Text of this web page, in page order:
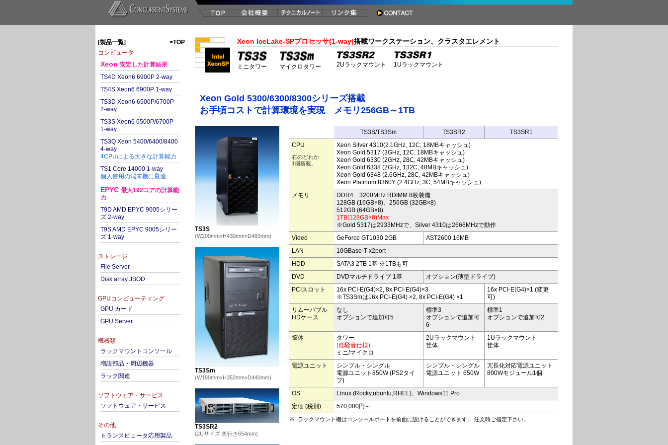
[製品一覧]
>TOP
コンピュータ
Xeon 安定した計算結果
TS4D Xeon6 6900P 2-way
TS4S Xeon6 6900P 1-way
TS3D Xeon6 6500P/6700P
2-way
TS3S Xeon6 6500P/6700P
1-way
TS3Q Xeon 5400/6400/8400
4-way
4CPUによる大きな計算能力
TS1 Core 14000 1-way
個人使用の端末機に最適
EPYC 最大192コアの計算能
力
T9D AMD EPYC 9005シリー
ズ 2-way
T9S AMD EPYC 9005シリー
ズ 1-way
ストレージ
File Server
Disk array JBOD
GPUコンピューティング
GPU カード
GPU Server
機器類
ラックマウントコンソール
増設部品・周辺機器
ラック関連
ソフトウェア・サービス
ソフトウェア・サービス
その他
トランスピュータ応用製品
Xeon IceLake-SPプロセッサ(1-way)搭載ワークステーション、クラスタエレメント
ミニタワー マイクロタワー 2Uラックマウント 1Uラックマウント
Xeon Gold 5300/6300/8300シリーズ搭載
お手頃コストで計算環境を実現 メモリ256GB～1TB
TS3S
(W200mm×H430mm×D460mm)
TS3Sm
(W180mm×H352mm×D440mm)
TS3SR2
(2Uサイズ 奥行き654mm)
TS3S/TS3Sm TS3SR2
TS3SR1
CPU
右のどれか
1個搭載。
Xeon Silver 4310(2.1GHz, 12C, 18MBキャッシュ)
Xeon Gold 5317 (3GHz, 12C, 18MBキャッシュ)
Xeon Gold 6330 (2GHz, 28C, 42MBキャッシュ)
Xeon Gold 6338 (2GHz, 132C, 48MBキャッシュ)
Xeon Gold 6348 (2.6GHz, 28C, 42MBキャッシュ)
Xeon Platinum 8360Y (2.4GHz, 3C, 54MBキャッシュ)
メモリ
DDR4 3200MHz RDIMM 8枚装備
128GB (16GB×8)、256GB (32GB×8)
512GB (64GB×8)
1TB(128GB×8)Max
※Gold 5317は2933MHzで、Silver 4310は2666MHzで動作
Video
GeForce GT1030 2GB
AST2600 16MB
LAN
10GBase-T x2port
HDD
SATA3 2TB 1基 ※1TBも可
DVD
DVDマルチドライブ 1基
オプション(薄型ドライブ)
PCIスロット
16x PCI-E(G4)×2, 8x PCI-E(G4)×3
※TS3Smは16x PCI-E(G4) ×2, 8x PCI-E(G4) ×1
16x PCI-E(G4)×1 (変更
可)
リムーバブル
HDケース
なし
オプションで追加可5
標準3
オプションで追加可
6
標準1
オプションで追加可2
筐体
タワー
(低騒音仕様)
ミニ/マイクロ
2Uラックマウント
筐体
1Uラックマウント
筐体
電源ユニット
シンプル・シングル
電源ユニット850W (PS2タイ
プ)
シンプル・シングル
電源ユニット 650W
冗長化対応電源ユニット
800Wモジュール1個
OS
Linux (Rocky,ubuntu,RHEL)、Windows11 Pro
定価 (税別)
570,000円～
※ ラックマウント機はコンソールポートを前面に設けることができます。 注文時ご指定下さい。